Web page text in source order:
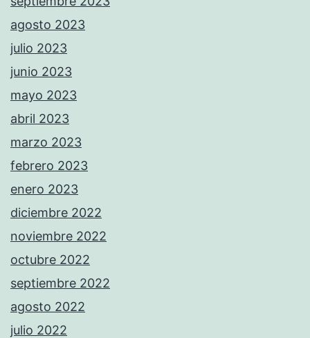
agosto 2023
julio 2023
junio 2023
mayo 2023
abril 2023
marzo 2023
febrero 2023
enero 2023
diciembre 2022
noviembre 2022
octubre 2022
septiembre 2022
agosto 2022
julio 2022